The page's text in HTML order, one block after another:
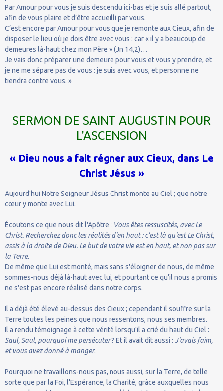
Par Amour pour vous je suis descendu ici-bas et je suis allé partout,
afin de vous plaire et d’être accueilli par vous.
C’est encore par Amour pour vous que je remonte aux Cieux, afin de
disposer le lieu où je dois être avec vous : car « il y a beaucoup de
demeures là-haut chez mon Père » (Jn 14,2)…
Je vais donc préparer une demeure pour vous et vous y prendre, et
je ne me sépare pas de vous : je suis avec vous, et personne ne
tiendra contre vous. »
SERMON DE SAINT AUGUSTIN POUR
L'ASCENSION
« Dieu nous a fait régner aux Cieux, dans Le
Christ Jésus »
Aujourd'hui Notre Seigneur Jésus Christ monte au Ciel ; que notre
cœur y monte avec Lui.
Écoutons ce que nous dit l'Apôtre : Vous êtes ressuscités, avec Le
Christ. Recherchez donc les réalités d'en haut : c'est là qu'est Le Christ,
assis à la droite de Dieu. Le but de votre vie est en haut, et non pas sur
la Terre.
De même que Lui est monté, mais sans s'éloigner de nous, de même
sommes-nous déjà là-haut avec lui, et pourtant ce qu'il nous a promis
ne s'est pas encore réalisé dans notre corps.
Il a déjà été élevé au-dessus des Cieux ; cependant il souffre sur la
Terre toutes les peines que nous ressentons, nous ses membres.
Il a rendu témoignage à cette vérité lorsqu'il a crié du haut du Ciel :
Saul, Saul, pourquoi me persécuter? Et il avait dit aussi : J'avais faim,
et vous avez donné à manger.
Pourquoi ne travaillons-nous pas, nous aussi, sur la Terre, de telle
sorte que par la Foi, l'Espérance, la Charité, grâce auxquelles nous